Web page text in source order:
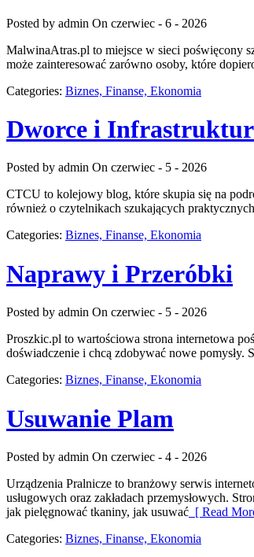
Posted by admin On czerwiec - 6 - 2026
MalwinaAtras.pl to miejsce w sieci poświęcony
może zainteresować zarówno osoby, które
Categories: Biznes, Finanse, Ekonomia
Dworce i
Posted by admin On czerwiec - 5 - 2026
CTCU to kolejowy blog, które skupia się na
również o czytelnikach szukających
Categories: Biznes, Finanse, Ekonomia
Naprawy i Przeróbki
Posted by admin On czerwiec - 5 - 2026
Proszkic.pl to wartościowa strona internetowa
doświadczenie i chcą zdobywać nowe
Categories: Biznes, Finanse, Ekonomia
Usuwanie Plam
Posted by admin On czerwiec - 4 - 2026
Urządzenia Pralnicze to branżowy serwis
usługowych oraz zakładach przemysłowych.
jak pielęgnować tkaniny, jak usuwać [ Read
Categories: Biznes, Finanse, Ekonomia